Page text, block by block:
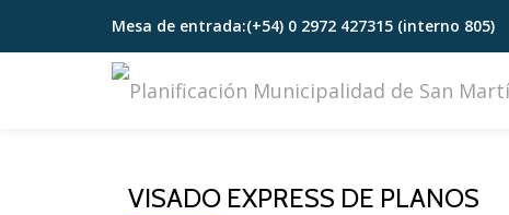
Skip
Mesa de entrada:(+54) 0 2972 427315 (interno 805)
VISADO EXPRESS DE PLANOS